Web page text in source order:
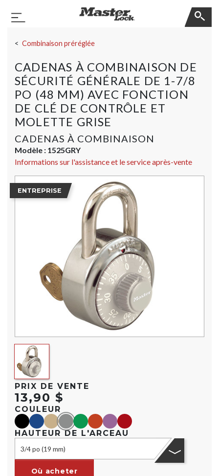
Basculer la navigation
Combinaison préréglée
CADENAS À COMBINAISON DE
SÉCURITÉ GÉNÉRALE DE 1-7/8
PO (48 MM) AVEC FONCTION
DE CLÉ DE CONTRÔLE ET
MOLETTE GRISE
CADENAS À COMBINAISON
Modèle : 1525GRY
Informations sur l'assistance et le service après-vente
ENTREPRISE
PRIX DE VENTE
13,90 $
COULEUR
blackblueOr Grisgreenorangepurplered
HAUTEUR DE L'ARCEAU
3/4 po (19 mm)
Où acheter